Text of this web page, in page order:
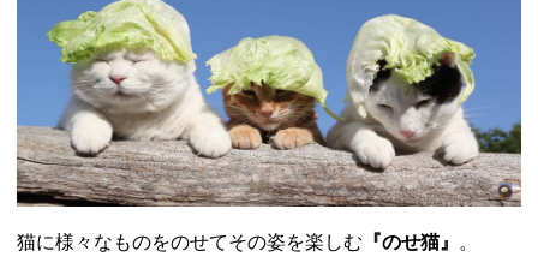
猫に様々なものをのせてその姿を楽しむ 『のせ猫』
。